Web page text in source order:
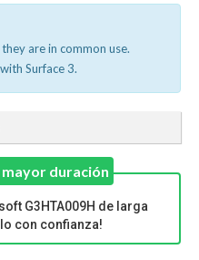
are in common use.
Surface 3.
duración
G3HTA009H de larga
con confianza!